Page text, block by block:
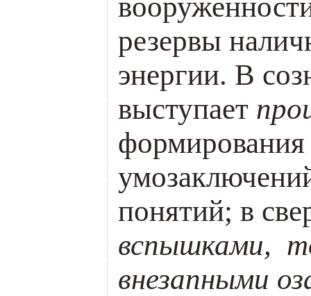
резервы
энергии. В
выступает
формирования
понятий; в
вспышками,
внезапными